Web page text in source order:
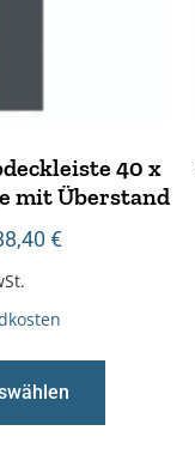
40 x
mit Überstand
€